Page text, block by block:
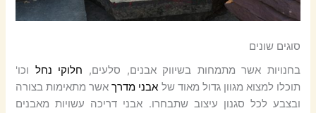
סוגים שונים
בחנויות אשר מתמחות בשיווק אבנים, סלעים, חלוקי נחל וכו'
תוכלו למצוא מגוון גדול מאוד של אבני מדרךאשר מתאימות בצורה
ובצבע לכל סגנון עיצוב שתבחרו. אבני דריכה עשויות מאבנים